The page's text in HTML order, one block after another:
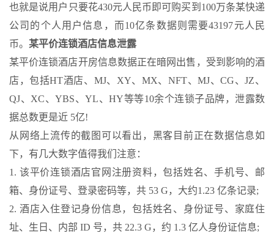
也就是说用户只要花430元人民币即可购买到100万条某快递
公司的个人用户信息，而10亿条数据则需要43197元人民
币。 某平价连锁酒店信息泄露
某平价连锁酒店开房信息数据正在暗网出售，受到影响的酒
店，包括HT酒店、MJ、XY、MX、NFT、MJ、CG、JZ、
QJ、XC、YBS、YL、HY等等10余个连锁子品牌，泄露数
据总数更是近 5亿!
从网络上流传的截图可以看出，黑客目前正在数据信息如
下，有几大数字值得我们注意：
1. 该平价连锁酒店官网注册资料，包括姓名、手机号、邮
箱、身份证号、登录密码等，共 53 G，大约1.23 亿条记录;
2. 酒店入住登记身份信息，包括姓名、身份证号、家庭住
址、生日、内部 ID 号，共 22.3 G，约 1.3 亿人身份证信息;